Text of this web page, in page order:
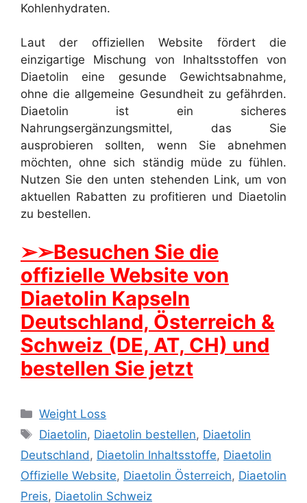
Kohlenhydraten.
Laut der offiziellen Website fördert die
einzigartige Mischung von Inhaltsstoffen von
Diaetolin eine gesunde Gewichtsabnahme,
ohne die allgemeine Gesundheit zu gefährden.
Diaetolin ist ein sicheres
Nahrungsergänzungsmittel, das Sie
ausprobieren sollten, wenn Sie abnehmen
möchten, ohne sich ständig müde zu fühlen.
Nutzen Sie den unten stehenden Link, um von
aktuellen Rabatten zu profitieren und Diaetolin
zu bestellen.
➢➢Besuchen Sie die
offizielle Website von
Diaetolin Kapseln
Deutschland, Österreich &
Schweiz (DE, AT, CH) und
bestellen Sie jetzt
Categories
Weight Loss
Tags
Diaetolin, Diaetolin bestellen, Diaetolin
Deutschland , Diaetolin Inhaltsstoffe, Diaetolin
Offizielle Website, Diaetolin Österreich, Diaetolin
Preis, Diaetolin Schweiz